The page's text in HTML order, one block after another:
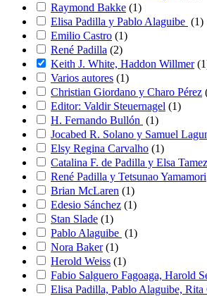
Raymond Bakke (1)
Elisa Padilla y Pablo Alaguibe (1)
Emilio Castro (1)
René Padilla (2)
Keith J. White, Haddon Willmer (1
Varios autores (1)
Christian Giordano y Charo Pérez
Editor: Valdir Steuernagel (1)
H. Fernando Bullón (1)
Jocabed R. Solano y Samuel
Elsy Regina Carvalho (1)
Catalina F. de Padilla y Elsa Tamez
René Padilla y Tetsunao Yamamori
Brian McLaren (1)
Edesio Sánchez (1)
Stan Slade (1)
Pablo Alaguibe (1)
Nora Baker (1)
Herold Weiss (1)
Fabio Salguero Fagoaga, Harold
Elisa Padilla, Pablo Alaguibe, Rita